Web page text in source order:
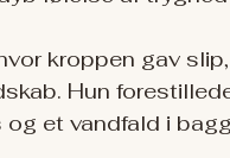
kroppen gav
Hun
et vandfald i